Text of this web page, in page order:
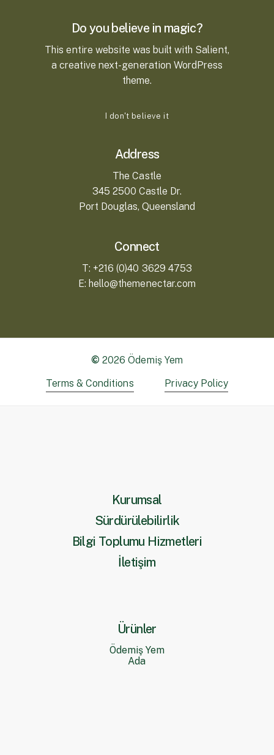
Do you believe in magic?
This entire website was built with Salient,
a creative next-generation WordPress
theme.
d o n't be li eve it
Address
The Castle
345 2500 Castle Dr.
Port Douglas, Queensland
Connect
T: +216 (0)40 3629 4753
E: hello@themenectar.com
©2026 Ödemiş Yem
Terms & Conditions
Privacy Policy
Kurumsal
Sürdürülebilirlik
Bilgi Toplumu Hizmetleri
İletişim
Ürünler
Ödemiş Yem
Ada